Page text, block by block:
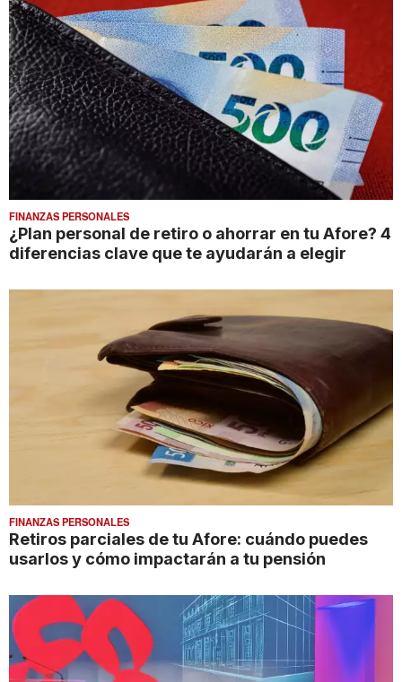
FINANZAS PERSONALES
¿Plan personal de retiro o ahorrar en tu Afore? 4
diferencias clave que te ayudarán a elegir
FINANZAS PERSONALES
Retiros parciales de tu Afore: cuándo puedes
usarlos y cómo impactarán a tu pensión